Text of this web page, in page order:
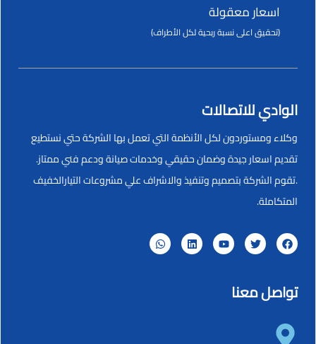
اسعار معقولة
(تحقيق اعلى نسبة ربحية لكل الأطراف)
الوادي للاتصالات
وكلاء ومستوردون لكل الأنظمة التي تعمل بها الشركة حتي نستطيع
تقديم اسعار جيدة وضمان حقيقي وخدمات صيانة ودعم فني ممتاز.
.تقوم الشركة بتصميم وتنفيذ والاشراف علي مشروعات التيارالخفيف
المتكاملة.
تواصل معنا